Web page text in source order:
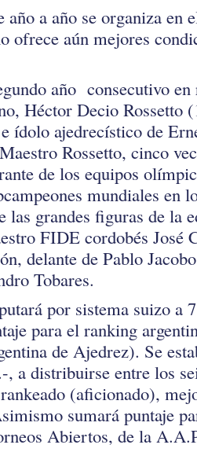
año a año se organiza en
ofrece aún mejores
año consecutivo
Héctor Decio Rossetto
ídolo ajedrecístico de
Rossetto, cinco
de los equipos
mundiales en
las grandes figuras de la
FIDE cordobés José
delante de Pablo
Tobares.
por sistema suizo a
para el ranking
de Ajedrez). Se
, a distribuirse entre los
(aficionado),
sumará puntaje
Abiertos, de la